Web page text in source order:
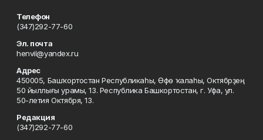
Телефон
(347)292-77-60
Эл. почта
henvil@yandex.ru
Адрес
450005, Башҡортостан Республикаһы, Өфө ҡалаһы, Октябрҙең
50 йыллығы урамы, 13. Республика Башкортостан, г. Уфа, ул.
50-летия Октября, 13.
Редакция
(347)292-77-60